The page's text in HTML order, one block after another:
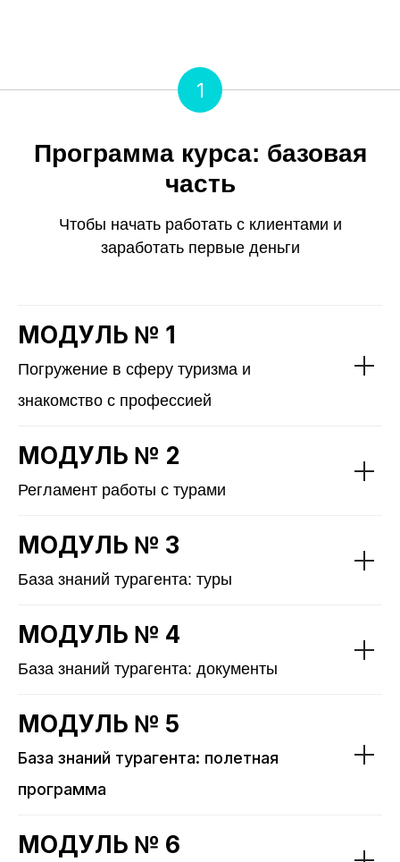
1
Программа курса: базовая
часть
Чтобы начать работать с клиентами и
заработать первые деньги
МОДУЛЬ № 1
Погружение в сферу туризма и
знакомство с профессией
МОДУЛЬ № 2
Регламент работы с турами
МОДУЛЬ № 3
База знаний турагента: туры
МОДУЛЬ № 4
База знаний турагента: документы
МОДУЛЬ № 5
База знаний турагента: полетная
программа
МОДУЛЬ № 6